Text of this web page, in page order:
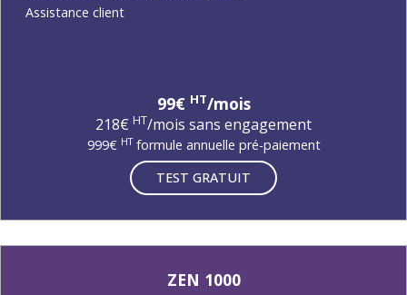
Assistance client
99€ HT/mois
218€ HT/mois sans engagement
999€ HTformule annuelle pré-paiement
TEST GRATUIT
ZEN 1000